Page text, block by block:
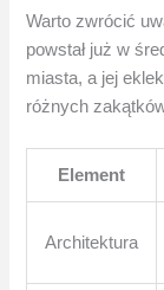
Warto zwrócić
powstał już w
miasta, a jej
różnych
Element
Architektura